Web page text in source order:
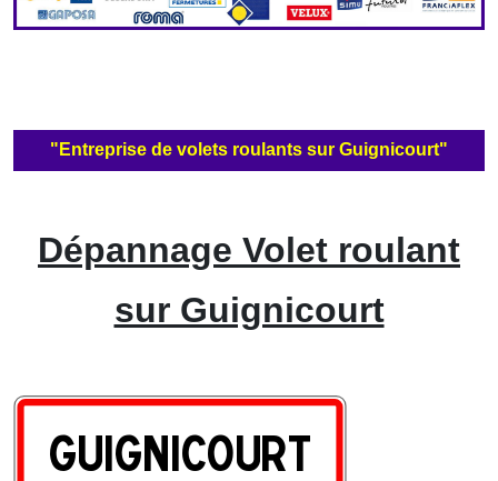
"Entreprise de volets roulants sur Guignicourt"
Dépannage Volet roulant
sur Guignicourt